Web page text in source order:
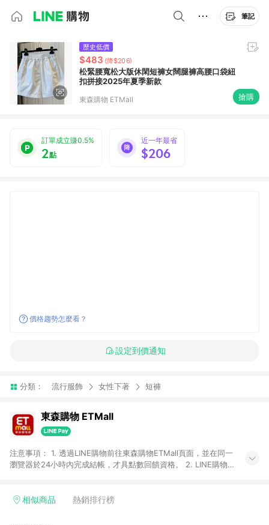
筆記
歷史低價
$483 (降$206)
松緊腰寬松大版休閑短褲女闊腿褲高腰口袋紐
扣拼接2025年夏季新款
東森購物 ETMall 搶購
訂單成立賺0.5%
2點
近一年最省
$206
價格趨勢怎麼看？
設定到價通知
分類： 流行服飾 女性下著 短褲
東森購物 ETMall
注意事項： 1. 透過LINE購物前往東森購物ETMall頁面，並在同一
瀏覽器於24小時內完成結帳，才具點數回饋資格。 2. LINE購物
單，皆不在點數回饋範圍內。 3. 如購買以下類別商品，將無法獲
相似商品 熱銷排行榜